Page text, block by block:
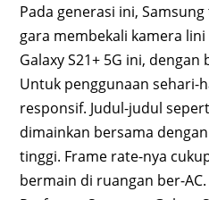
Pada generasi ini,
gara membekali kamera
Galaxy S21+ 5G ini,
Untuk penggunaan sehari-
responsif. Judul-judul
dimainkan bersama
tinggi. Frame rate-nya
bermain di ruangan ber-AC.